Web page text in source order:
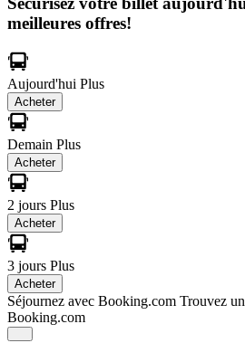
meilleures offres!
Aujourd'hui Plus
Acheter
Demain Plus
Acheter
2 jours Plus
Acheter
3 jours Plus
Acheter
Séjournez avec Booking.com Trouvez
Booking.com